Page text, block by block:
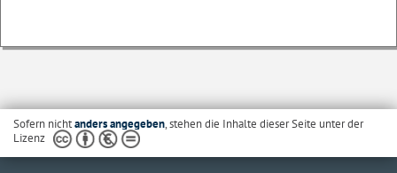
Sofern nichtanders angegeben, stehen die Inhalte dieser Seite unter der
Lizenz